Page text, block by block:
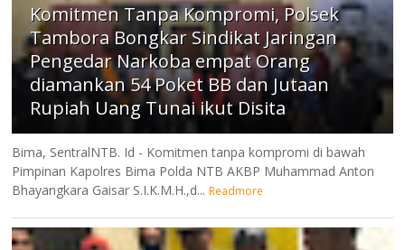
Komitmen Tanpa Kompromi, Polsek
Tambora Bongkar Sindikat Jaringan
Pengedar Narkoba empat Orang
diamankan 54 Poket BB dan Jutaan
Rupiah Uang Tunai ikut Disita
Bima, SentralNTB. Id - Komitmen tanpa kompromi di bawah
Pimpinan Kapolres Bima Polda NTB AKBP Muhammad Anton
Bhayangkara Gaisar S.I.K.M.H.,d... Readmore